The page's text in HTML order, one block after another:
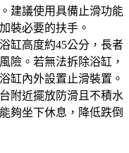
建議使用具備止滑功能
裝必要的扶手。
缸高度約45公分，長者
險。若無法拆除浴缸，
缸內外設置止滑裝置。
附近擺放防滑且不積水
夠坐下休息，降低跌倒